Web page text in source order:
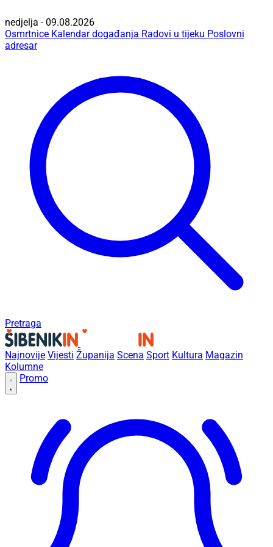
nedjelja - 09.08.2026
Osmrtnice Kalendar događanja Radovi u tijeku Poslovni
adresar
Pretraga
Najnovije Vijesti Županija Scena Sport Kultura Magazin
Kolumne
Promo